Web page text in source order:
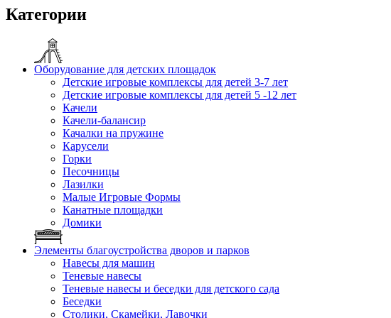
Категории
Оборудование для детских площадок
Детские игровые комплексы для детей 3-7 лет
Детские игровые комплексы для детей 5 -12 лет
Качели
Качели-балансир
Качалки на пружине
Карусели
Горки
Песочницы
Лазилки
Малые Игровые Формы
Канатные площадки
Домики
Элементы благоустройства дворов и парков
Навесы для машин
Теневые навесы
Теневые навесы и беседки для детского сада
Беседки
Столики, Скамейки, Лавочки